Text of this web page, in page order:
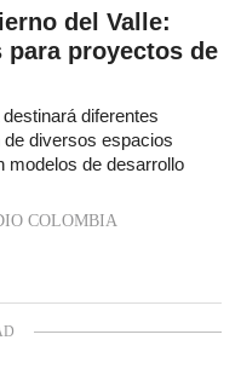
del Valle:
para proyectos de
diferentes
diversos espacios
modelos de desarrollo
COLOMBIA